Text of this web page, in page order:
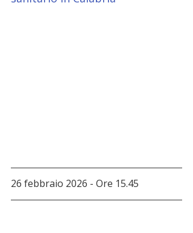
26 febbraio 2026 - Ore 15.45